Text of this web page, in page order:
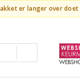
er langer over